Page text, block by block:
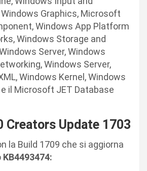
Graphics, Microsoft
Windows App Platform
Windows Storage and
Server, Windows
Windows Server,
Windows Kernel, Windows
il Microsoft JET Database
Creators Update 1703
la Build 1709 che si aggiorna
KB4493474: